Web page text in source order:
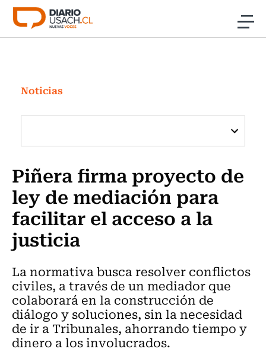
Click acá para ir directamente al contenido
Investigación
Cultura
Programas Radio y TV Usach
Noticias
Piñera firma proyecto de
ley de mediación para
facilitar el acceso a la
justicia
La normativa busca resolver conflictos
civiles, a través de un mediador que
colaborará en la construcción de
diálogo y soluciones, sin la necesidad
de ir a Tribunales, ahorrando tiempo y
dinero a los involucrados.